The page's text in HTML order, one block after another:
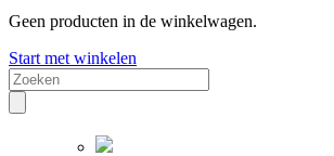
Geen producten in de winkelwagen.
Start met winkelen